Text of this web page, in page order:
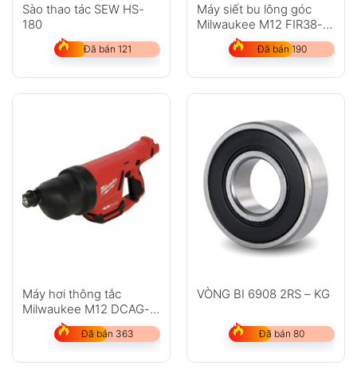
Sào thao tác SEW HS-
180
Đã bán 121
Máy siết bu lông góc
Milwaukee M12 FIR38-
Đã bán 190
Máy hơi thông tắc
Milwaukee M12 DCAG-
Đã bán 363
VÒNG BI 6908 2RS – KG
Đã bán 80